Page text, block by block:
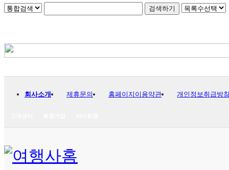
회사소개 제휴문의 홈페이지이용약관 개인정보취급방